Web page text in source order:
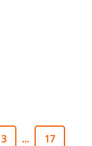
3 …
17